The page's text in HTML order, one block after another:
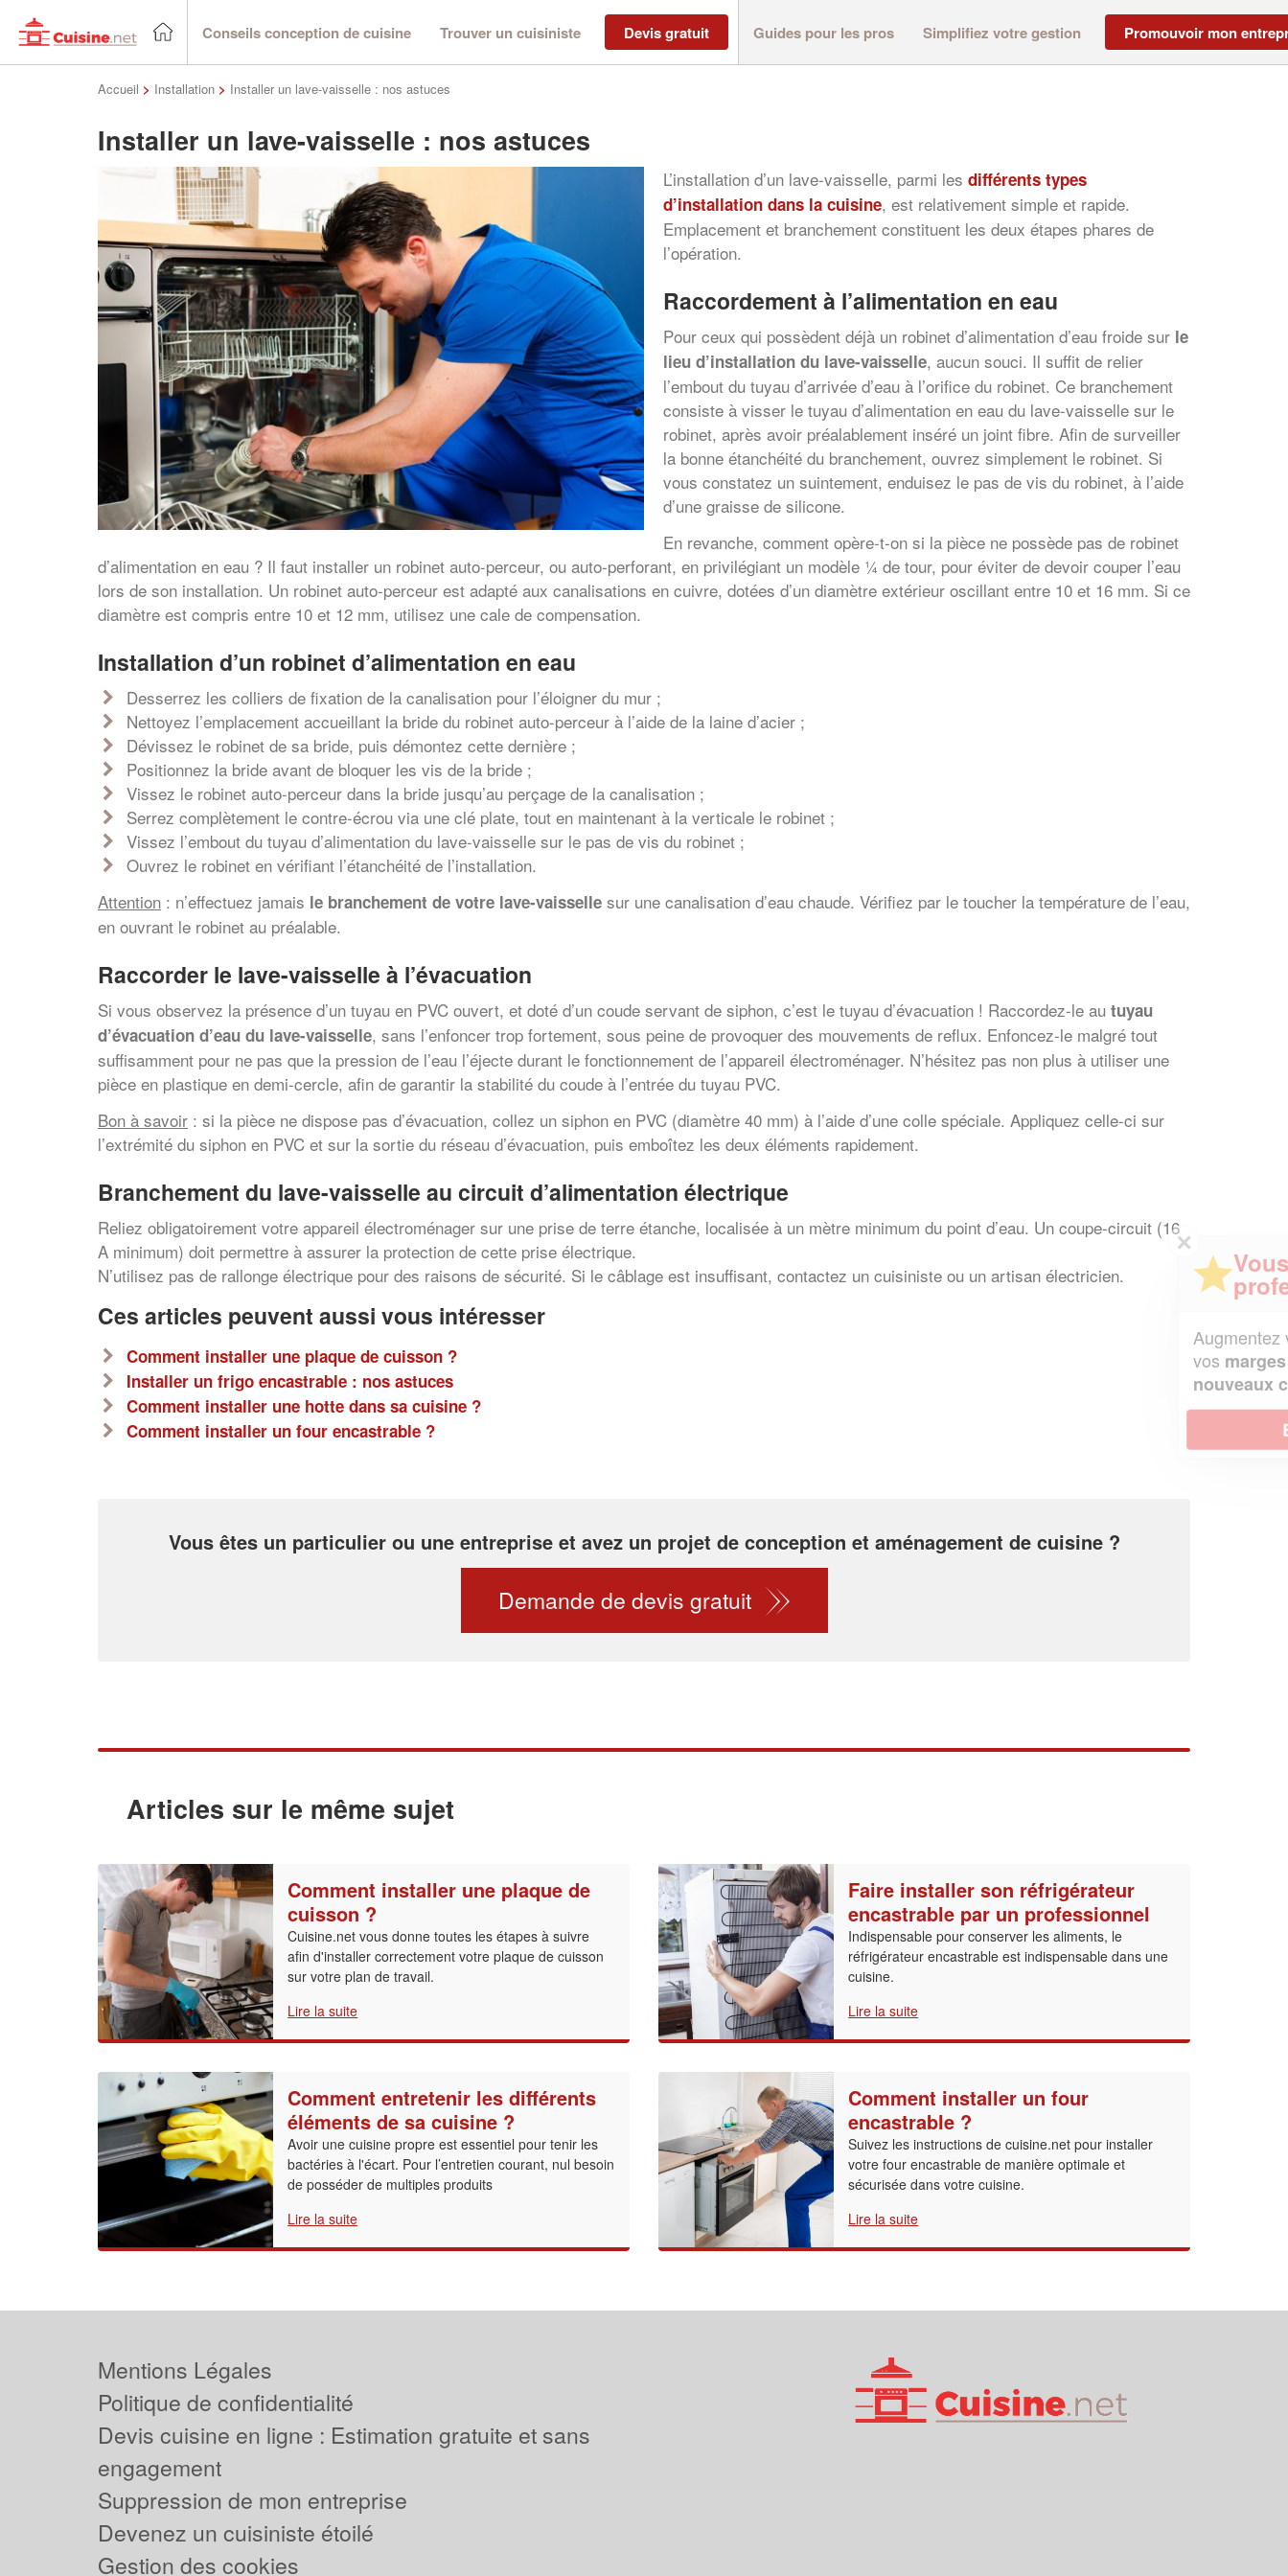
Conseils conception de cuisine Trouver un cuisiniste Devis gratuit Guides pour les pros Simplifiez votre gestion Promouvoir mon
Accueil > Installation > Installer un lave-vaisselle : nos astuces
Installer un lave-vaisselle : nos astuces
L’installation d’un lave-vaisselle, parmi les différents types
d’installation dans la cuisine, est relativement simple et rapide.
Emplacement et branchement constituent les deux étapes phares de
l’opération.
Raccordement à l’alimentation en eau
Pour ceux qui possèdent déjà un robinet d’alimentation d’eau froide sur le
lieu d’installation du lave-vaisselle, aucun souci. Il suffit de relier
l’embout du tuyau d’arrivée d’eau à l’orifice du robinet. Ce branchement
consiste à visser le tuyau d’alimentation en eau du lave-vaisselle sur le
robinet, après avoir préalablement inséré un joint fibre. Afin de surveiller
la bonne étanchéité du branchement, ouvrez simplement le robinet. Si
vous constatez un suintement, enduisez le pas de vis du robinet, à l’aide
d’une graisse de silicone.
En revanche, comment opère-t-on si la pièce ne possède pas de robinet
d’alimentation en eau ? Il faut installer un robinet auto-perceur, ou auto-perforant, en privilégiant un modèle ¼ de tour, pour éviter de devoir couper l’eau
lors de son installation. Un robinet auto-perceur est adapté aux canalisations en cuivre, dotées d’un diamètre extérieur oscillant entre 10 et 16 mm. Si ce
diamètre est compris entre 10 et 12 mm, utilisez une cale de compensation.
Installation d’un robinet d’alimentation en eau
Desserrez les colliers de fixation de la canalisation pour l’éloigner du mur ;
Nettoyez l’emplacement accueillant la bride du robinet auto-perceur à l’aide de la laine d’acier ;
Dévissez le robinet de sa bride, puis démontez cette dernière ;
Positionnez la bride avant de bloquer les vis de la bride ;
Vissez le robinet auto-perceur dans la bride jusqu’au perçage de la canalisation ;
Serrez complètement le contre-écrou via une clé plate, tout en maintenant à la verticale le robinet ;
Vissez l’embout du tuyau d’alimentation du lave-vaisselle sur le pas de vis du robinet ;
Ouvrez le robinet en vérifiant l’étanchéité de l’installation.
Attention : n’effectuez jamais le branchement de votre lave-vaisselle sur une canalisation d’eau chaude. Vérifiez par le toucher la température de l’eau,
en ouvrant le robinet au préalable.
Raccorder le lave-vaisselle à l’évacuation
Si vous observez la présence d’un tuyau en PVC ouvert, et doté d’un coude servant de siphon, c’est le tuyau d’évacuation ! Raccordez-le au tuyau
d’évacuation d’eau du lave-vaisselle, sans l’enfoncer trop fortement, sous peine de provoquer des mouvements de reflux. Enfoncez-le malgré tout
suffisamment pour ne pas que la pression de l’eau l’éjecte durant le fonctionnement de l’appareil électroménager. N’hésitez pas non plus à utiliser une
pièce en plastique en demi-cercle, afin de garantir la stabilité du coude à l’entrée du tuyau PVC.
Bon à savoir : si la pièce ne dispose pas d’évacuation, collez un siphon en PVC (diamètre 40 mm) à l’aide d’une colle spéciale. Appliquez celle-ci sur
l’extrémité du siphon en PVC et sur la sortie du réseau d’évacuation, puis emboîtez les deux éléments rapidement.
Branchement du lave-vaisselle au circuit d’alimentation électrique
Reliez obligatoirement votre appareil électroménager sur une prise de terre étanche, localisée à un mètre minimum du point d’eau. Un coupe-circuit (16
A minimum) doit permettre à assurer la protection de cette prise électrique.
N’utilisez pas de rallonge électrique pour des raisons de sécurité. Si le câblage est insuffisant, contactez un cuisiniste ou un artisan électricien.
Ces articles peuvent aussi vous intéresser
Comment installer une plaque de cuisson ?
Installer un frigo encastrable : nos astuces
Comment installer une hotte dans sa cuisine ?
Comment installer un four encastrable ?
Vous êtes un particulier ou une entreprise et avez un projet de conception et aménagement de cuisine ?
Demande de devis gratuit
Articles sur le même sujet
Comment installer une plaque de
cuisson ?
Cuisine.net vous donne toutes les étapes à suivre
afin d'installer correctement votre plaque de cuisson
sur votre plan de travail.
Lire la suite
Faire installer son réfrigérateur
encastrable par un professionnel
Indispensable pour conserver les aliments, le
réfrigérateur encastrable est indispensable dans une
cuisine.
Lire la suite
Comment entretenir les différents
éléments de sa cuisine ?
Avoir une cuisine propre est essentiel pour tenir les
bactéries à l'écart. Pour l’entretien courant, nul besoin
de posséder de multiples produits
Lire la suite
Comment installer un four
encastrable ?
Suivez les instructions de cuisine.net pour installer
votre four encastrable de manière optimale et
sécurisée dans votre cuisine.
Lire la suite
✕
Vous êtes un
professionnel ?
chiffre d'affaireset
tout en gagnant de
Mentions Légales
Politique de confidentialité
Devis cuisine en ligne : Estimation gratuite et sans
engagement
Suppression de mon entreprise
Devenez un cuisiniste étoilé
Gestion des cookies